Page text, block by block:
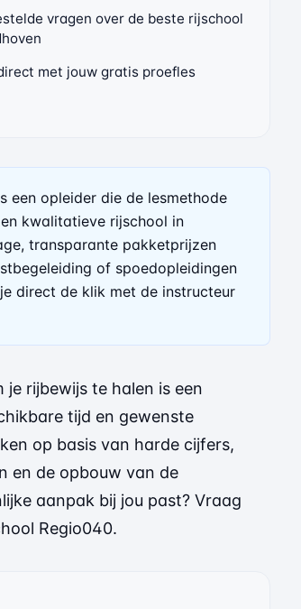
vragen over de beste rijschool
met jouw gratis proefles
een opleider die de lesmethode
kwalitatieve rijschool in
transparante pakketprijzen
of spoedopleidingen
direct de klik met de instructeur
rijbewijs te halen is een
tijd en gewenste
op basis van harde cijfers,
en de opbouw van de
aanpak bij jou past? Vraag
Regio040.